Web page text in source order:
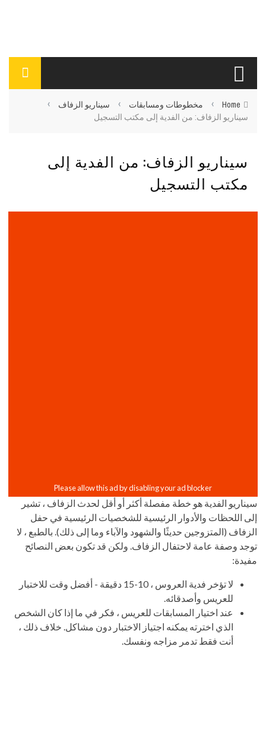
Home
› مخطوطات ومسابقات › سيناريو الزفاف ›
سيناريو الزفاف: من الفدية إلى مكتب التسجيل
سيناريو الزفاف: من الفدية إلى
مكتب التسجيل
سيناريو الفدية هو خطة مفصلة أكثر أو أقل لحدث الزفاف ، تشير
إلى اللحظات والأدوار الرئيسية للشخصيات الرئيسية في حفل
الزفاف (المتزوجين حديثًا والشهود والآباء وما إلى ذلك). بالطبع ، لا
توجد وصفة عامة لاحتفال الزفاف. ولكن قد تكون بعض النصائح
مفيدة:
لا تؤخر فدية العروس ، 10-15 دقيقة - أفضل وقت للاختبار
للعريس وأصدقائه.
عند اختيار المسابقات للعريس ، فكر في ما إذا كان الشخص
الذي اخترته يمكنه اجتياز الاختبار دون مشاكل. خلاف ذلك ،
أنت فقط تدمر مزاجه ونفسك.